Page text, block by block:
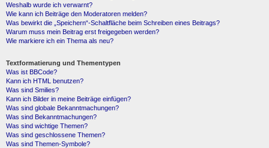
Weshalb wurde ich verwarnt?
Wie kann ich Beiträge den Moderatoren melden?
Was bewirkt die „Speichern“-Schaltfläche beim Schreiben eines Beitrags?
Warum muss mein Beitrag erst freigegeben werden?
Wie markiere ich ein Thema als neu?
Textformatierung und Thementypen
Was ist BBCode?
Kann ich HTML benutzen?
Was sind Smilies?
Kann ich Bilder in meine Beiträge einfügen?
Was sind globale Bekanntmachungen?
Was sind Bekanntmachungen?
Was sind wichtige Themen?
Was sind geschlossene Themen?
Was sind Themen-Symbole?